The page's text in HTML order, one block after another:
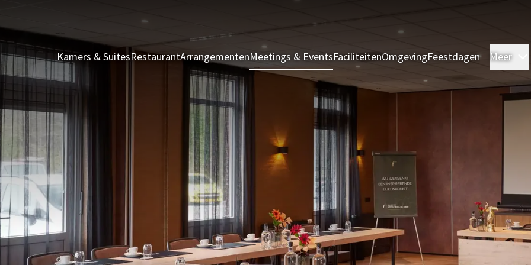
Kamers & SuitesRestaurantArrangementenMeetings & EventsFaciliteitenOmgevingFeestdagen Meer